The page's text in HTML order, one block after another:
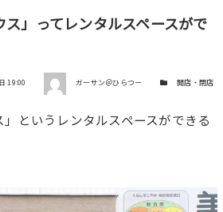
」ってレンタルスペースがで
19:00 著者 ガーサン＠ひらつー カテゴリー開店・閉店
というレンタルスペースができる